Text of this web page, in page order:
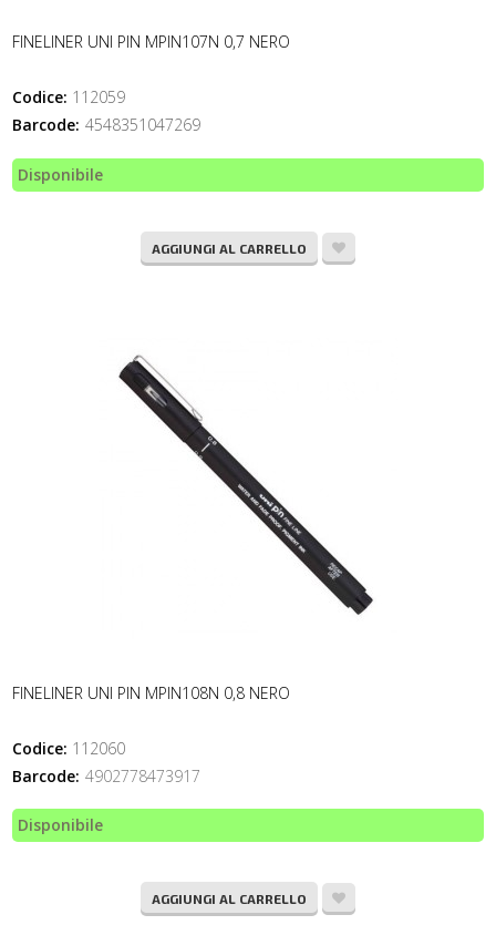
FINELINER UNI PIN MPIN107N 0,7 NERO
Codice: 112059
Barcode: 4548351047269
Disponibile
AGGIUNGI AL CARRELLO
FINELINER UNI PIN MPIN108N 0,8 NERO
Codice: 112060
Barcode: 4902778473917
Disponibile
AGGIUNGI AL CARRELLO